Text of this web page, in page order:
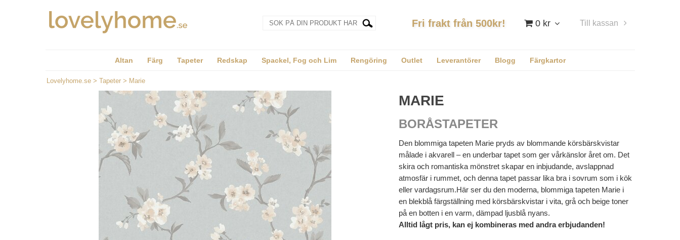
0 kr Till kassan
Fri frakt från 500kr!
Altan Färg Tapeter Redskap Spackel, Fog och Lim Rengöring Outlet Leverantörer Blogg Färgkartor
Lovelyhome.se > Tapeter > Marie
MARIE
BORÅSTAPETER
Den blommiga tapeten Marie pryds av blommande körsbärskvistar
målade i akvarell – en underbar tapet som ger vårkänslor året om. Det
skira och romantiska mönstret skapar en inbjudande, avslappnad
atmosfär i rummet, och denna tapet passar lika bra i sovrum som i kök
eller vardagsrum.Här ser du den moderna, blommiga tapeten Marie i
en blekblå färgställning med körsbärskvistar i vita, grå och beige toner
på en botten i en varm, dämpad ljusblå nyans.
Alltid lågt pris, kan ej kombineras med andra erbjudanden!